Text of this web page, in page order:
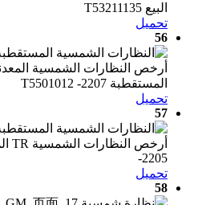
البيع T53211135
تحميل
56
أرخص النظارات الشمسية
المستقطبة T5501012 -2207
تحميل
57
-2205
تحميل
58